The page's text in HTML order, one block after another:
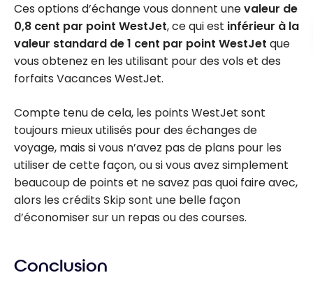
Ces options d’échange vous donnent unevaleur de
0,8 cent par point WestJet, ce qui est inférieur à la
valeur standard de 1 cent par point WestJet que
vous obtenez en les utilisant pour des vols et des
forfaits Vacances WestJet.
Compte tenu de cela, les points WestJet sont
toujours mieux utilisés pour des échanges de
voyage, mais si vous n’avez pas de plans pour les
utiliser de cette façon, ou si vous avez simplement
beaucoup de points et ne savez pas quoi faire avec,
alors les crédits Skip sont une belle façon
d’économiser sur un repas ou des courses.
Conclusion